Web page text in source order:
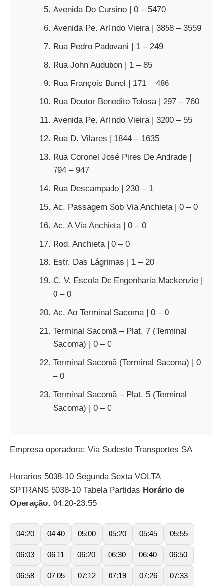
Avenida Do Cursino | 0 – 5470
Avenida Pe. Arlindo Vieira | 3858 – 3559
Rua Pedro Padovani | 1 – 249
Rua John Audubon | 1 – 85
Rua François Bunel | 171 – 486
Rua Doutor Benedito Tolosa | 297 – 760
Avenida Pe. Arlindo Vieira | 3200 – 55
Rua D. Vilares | 1844 – 1635
Rua Coronel José Pires De Andrade |
794 – 947
Rua Descampado | 230 – 1
Ac. Passagem Sob Via Anchieta | 0 – 0
Ac. A Via Anchieta | 0 – 0
Rod. Anchieta | 0 – 0
Estr. Das Lágrimas | 1 – 20
C. V. Escola De Engenharia Mackenzie |
0 – 0
Ac. Ao Terminal Sacoma | 0 – 0
Terminal Sacomã – Plat. 7 (Terminal
Sacoma) | 0 – 0
Terminal Sacomã (Terminal Sacoma) | 0
– 0
Terminal Sacomã – Plat. 5 (Terminal
Sacoma) | 0 – 0
Empresa operadora: Via Sudeste Transportes SA
Horarios 5038-10 Segunda Sexta VOLTA
SPTRANS 5038-10 Tabela Partidas Horário de
Operação: 04:20-23:55
04:20 04:40 05:00 05:20 05:45 05:55
06:03 06:11 06:20 06:30 06:40 06:50
06:58 07:05 07:12 07:19 07:26 07:33